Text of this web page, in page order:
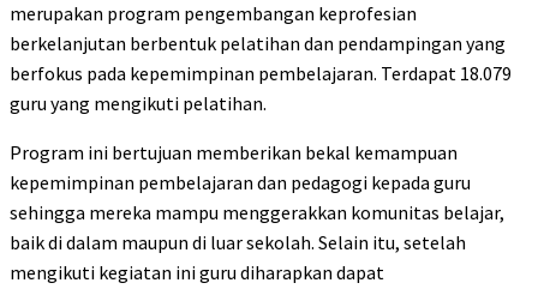
merupakan program pengembangan keprofesian
berkelanjutan berbentuk pelatihan dan pendampingan yang
berfokus pada kepemimpinan pembelajaran. Terdapat 18.079
guru yang mengikuti pelatihan.
Program ini bertujuan memberikan bekal kemampuan
kepemimpinan pembelajaran dan pedagogi kepada guru
sehingga mereka mampu menggerakkan komunitas belajar,
baik di dalam maupun di luar sekolah. Selain itu, setelah
mengikuti kegiatan ini guru diharapkan dapat